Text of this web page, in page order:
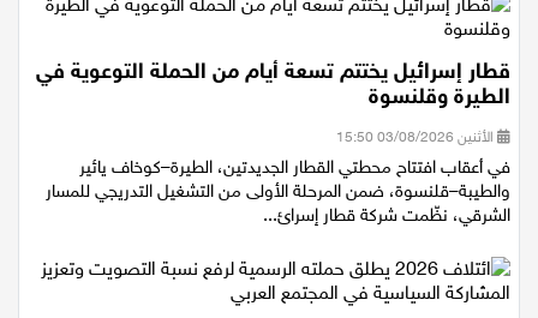
قطار إسرائيل يختتم تسعة أيام من الحملة التوعوية في
الطيرة وقلنسوة
الأثنين 03/08/2026 15:50
في أعقاب افتتاح محطتي القطار الجديدتين، الطيرة–كوخاف يائير
والطيبة–قلنسوة، ضمن المرحلة الأولى من التشغيل التدريجي للمسار